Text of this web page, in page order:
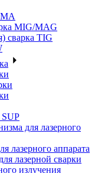
MIG/MAG
сварка TIG
для лазерного
лазерного аппарата
лазерной сварки
излучения